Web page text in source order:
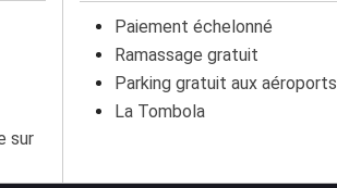
sur
Paiement échelonné
Ramassage gratuit
Parking gratuit aux aéroports
La Tombola